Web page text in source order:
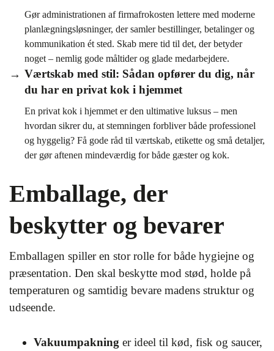
Gør administrationen af firmafrokosten lettere med moderne
planlægningsløsninger, der samler bestillinger, betalinger og
kommunikation ét sted. Skab mere tid til det, der betyder
noget – nemlig gode måltider og glade medarbejdere.
Værtskab med stil: Sådan opfører du dig, når
du har en privat kok i hjemmet
En privat kok i hjemmet er den ultimative luksus – men
hvordan sikrer du, at stemningen forbliver både professionel
og hyggelig? Få gode råd til værtskab, etikette og små detaljer,
der gør aftenen mindeværdig for både gæster og kok.
Emballage, der
beskytter og bevarer
Emballagen spiller en stor rolle for både hygiejne og
præsentation. Den skal beskytte mod stød, holde på
temperaturen og samtidig bevare madens struktur og
udseende.
Vakuumpakning er ideel til kød, fisk og saucer,